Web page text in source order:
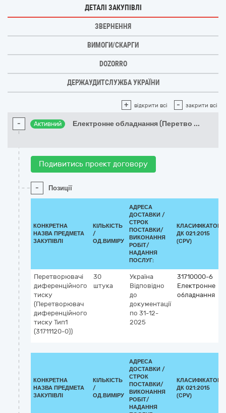
ДЕТАЛІ ЗАКУПІВЛІ
ЗВЕРНЕННЯ
ВИМОГИ/СКАРГИ
DOZORRO
ДЕРЖАУДИТСЛУЖБА УКРАЇНИ
+ відкрити всі - закрити всі
- Активний Електронне обладнання (Перетво ...
Подивитись проект договору
- Позиції
КОНКРЕТНА
НАЗВА ПРЕДМЕТА
ЗАКУПІВЛІ
КІЛЬКІСТЬ
/
ОД.ВИМІРУ
АДРЕСА
ДОСТАВКИ /
СТРОК
ПОСТАВКИ/
ВИКОНАННЯ
РОБІТ/
НАДАННЯ
ПОСЛУГ:
КЛАСИФІКАТОР
ДК 021:2015
(CPV)
Перетворювачі
диференційного
тиску
(Перетворювач
диференційного
тиску Тип1
(31711120-0))
30
штука
Україна
Відповідно
до
документації
по 31-12-
2025
31710000-6
Електронне
обладнання
КОНКРЕТНА
НАЗВА ПРЕДМЕТА
ЗАКУПІВЛІ
КІЛЬКІСТЬ
/
ОД.ВИМІРУ
АДРЕСА
ДОСТАВКИ /
СТРОК
ПОСТАВКИ/
ВИКОНАННЯ
РОБІТ/
НАДАННЯ
КЛАСИФІКАТОР
ДК 021:2015
(CPV)